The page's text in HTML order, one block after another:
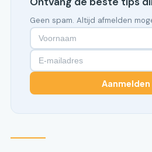
Geen spam. Altijd afmelden